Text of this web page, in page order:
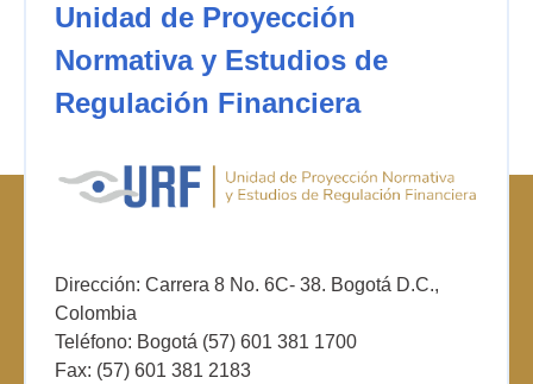
Unidad de Proyección
Normativa y Estudios de
Regulación Financiera
Dirección: Carrera 8 No. 6C- 38. Bogotá D.C.,
Colombia
Teléfono: Bogotá (57) 601 381 1700
Fax: (57) 601 381 2183